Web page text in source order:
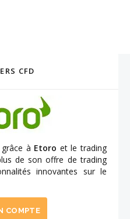
CFD
à Etoro et le trading
de son offre de trading
innovantes sur le
COMPTE